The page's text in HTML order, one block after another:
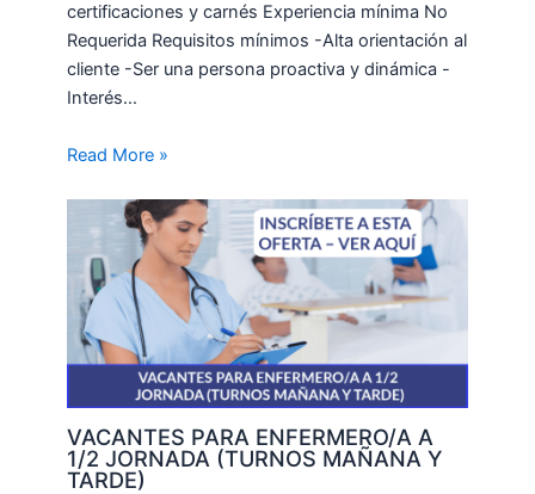
certificaciones y carnés Experiencia mínima No
Requerida Requisitos mínimos -Alta orientación al
cliente -Ser una persona proactiva y dinámica -
Interés…
Read More »
VACANTES PARA ENFERMERO/A A
1/2 JORNADA (TURNOS MAÑANA Y
TARDE)